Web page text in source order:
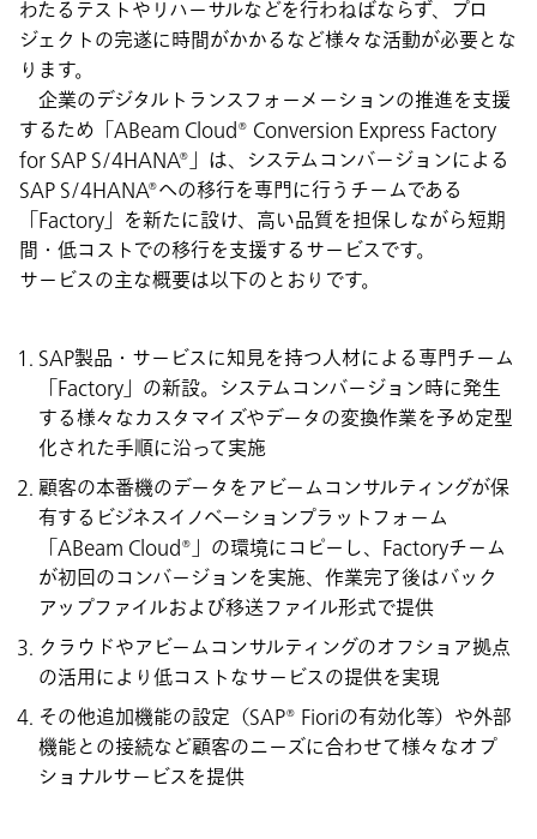
わたるテストやリハーサルなどを行わねばならず、プロ
ジェクトの完遂に時間がかかるなど様々な活動が必要とな
ります。
企業のデジタルトランスフォーメーションの推進を支援
するため「ABeam Cloud® Conversion Express Factory
for SAP S/4HANA®」は、システムコンバージョンによる
SAP S/4HANA®への移行を専門に行うチームである
「Factory」を新たに設け、高い品質を担保しながら短期
間・低コストでの移行を支援するサービスです。
サービスの主な概要は以下のとおりです。
SAP製品・サービスに知見を持つ人材による専門チーム
「Factory」の新設。システムコンバージョン時に発生
する様々なカスタマイズやデータの変換作業を予め定型
化された手順に沿って実施
顧客の本番機のデータをアビームコンサルティングが保
有するビジネスイノベーションプラットフォーム
「ABeam Cloud®」の環境にコピーし、Factoryチーム
が初回のコンバージョンを実施、作業完了後はバック
アップファイルおよび移送ファイル形式で提供
クラウドやアビームコンサルティングのオフショア拠点
の活用により低コストなサービスの提供を実現
その他追加機能の設定（SAP® Fioriの有効化等）や外部
機能との接続など顧客のニーズに合わせて様々なオプ
ショナルサービスを提供